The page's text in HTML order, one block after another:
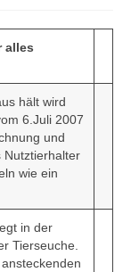
alles
hält wird
6.Juli 2007
und
Nutztierhalter
wie ein
in der
Tierseuche.